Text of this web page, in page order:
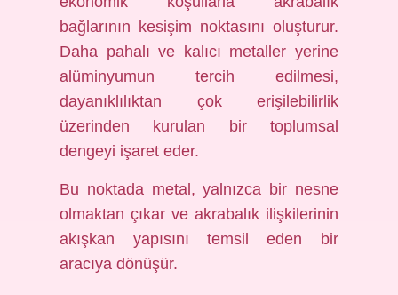
bağlarının kesişim noktasını oluşturur.
Daha pahalı ve kalıcı metaller yerine
alüminyumun tercih edilmesi,
dayanıklılıktan çok erişilebilirlik
üzerinden kurulan bir toplumsal
dengeyi işaret eder.
Bu noktada metal, yalnızca bir nesne
olmaktan çıkar ve akrabalık ilişkilerinin
akışkan yapısını temsil eden bir
aracıya dönüşür.